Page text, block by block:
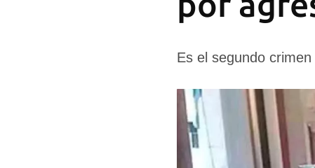
Es el segundo